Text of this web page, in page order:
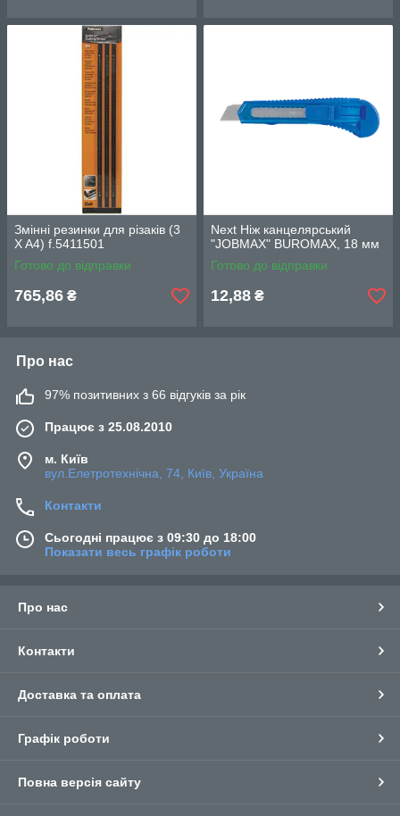
Змінні резинки для різаків (3
X A4) f.5411501
Готово до відправки
765,86 ₴
Next Ніж канцелярський
"JOBMAX" BUROMAX, 18 мм
Готово до відправки
12,88 ₴
Про нас
97% позитивних з 66 відгуків за рік
Працює з 25.08.2010
м. Київ
вул.Елетротехнічна, 74, Київ, Україна
Контакти
Сьогодні працює з 09:30 до 18:00
Показати весь графік роботи
Про нас
Контакти
Доставка та оплата
Графік роботи
Повна версія сайту